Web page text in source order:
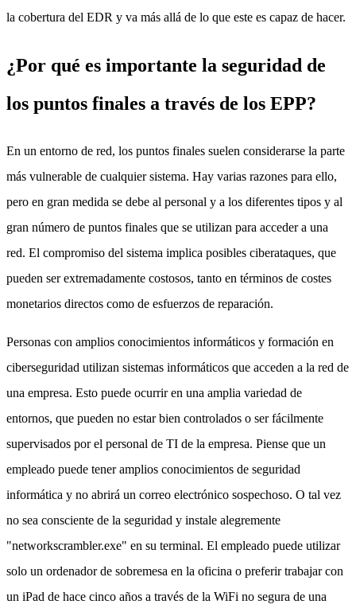
la cobertura del EDR y va más allá de lo que este es capaz de hacer.
¿Por qué es importante la seguridad de
los puntos finales a través de los EPP?
En un entorno de red, los puntos finales suelen considerarse la parte
más vulnerable de cualquier sistema. Hay varias razones para ello,
pero en gran medida se debe al personal y a los diferentes tipos y al
gran número de puntos finales que se utilizan para acceder a una
red. El compromiso del sistema implica posibles ciberataques, que
pueden ser extremadamente costosos, tanto en términos de costes
monetarios directos como de esfuerzos de reparación.
Personas con amplios conocimientos informáticos y formación en
ciberseguridad utilizan sistemas informáticos que acceden a la red de
una empresa. Esto puede ocurrir en una amplia variedad de
entornos, que pueden no estar bien controlados o ser fácilmente
supervisados por el personal de TI de la empresa. Piense que un
empleado puede tener amplios conocimientos de seguridad
informática y no abrirá un correo electrónico sospechoso. O tal vez
no sea consciente de la seguridad y instale alegremente
"networkscrambler.exe" en su terminal. El empleado puede utilizar
solo un ordenador de sobremesa en la oficina o preferir trabajar con
un iPad de hace cinco años a través de la WiFi no segura de una